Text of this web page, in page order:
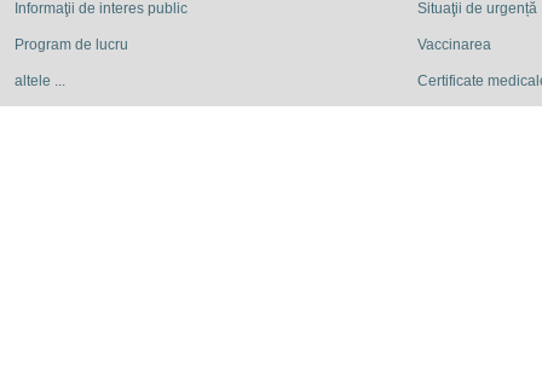
Informaţii de interes public
Program de lucru
altele ...
Situaţii de urgență
Vaccinarea
Certificate